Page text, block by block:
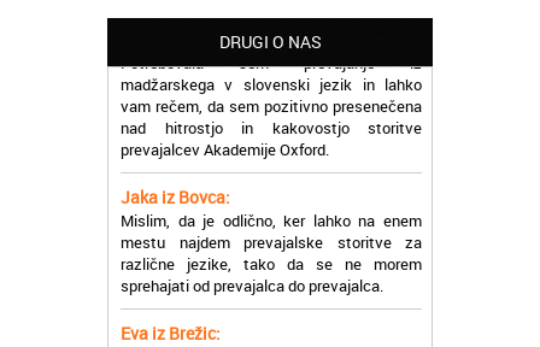
DRUGI O NAS
Martina iz Bleda:
Potrebovala sem prevajanje iz
vam rečem, da sem pozitivno presenečena
nad hitrostjo in kakovostjo storitve
prevajalcev Akademije Oxford.
Jaka iz Bovca:
Mislim, da je odlično, ker lahko na enem
mestu najdem prevajalske storitve za
različne jezike, tako da se ne morem
sprehajati od prevajalca do prevajalca.
Eva iz Brežic:
Nujno sem potrebovala prevod v francoski